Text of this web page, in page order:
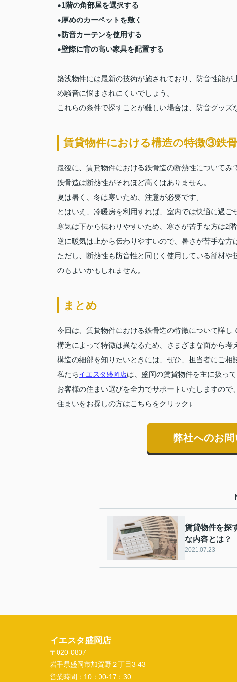
●1階の角部屋を選択する
●厚めのカーペットを敷く
●防音カーテンを使用する
●壁際に背の高い家具を配置する
築浅物件には最新の技術が施されており、防音性能
め騒音に悩まされにくいでしょう。
これらの条件で探すことが難しい場合は、防音グッズ
賃貸物件における構造の特徴③鉄
最後に、賃貸物件における鉄骨造の断熱性についてみ
鉄骨造は断熱性がそれほど高くはありません。
夏は暑く、冬は寒いため、注意が必要です。
とはいえ、冷暖房を利用すれば、室内では快適に過ご
寒気は下から伝わりやすいため、寒さが苦手な方は2
逆に暖気は上から伝わりやすいので、暑さが苦手な方
ただし、断熱性も防音性と同じく使用している部材
のもよいかもしれません。
まとめ
今回は、賃貸物件における鉄骨造の特徴について詳し
構造によって特徴は異なるため、さまざまな面から考
構造の細部を知りたいときには、ぜひ、担当者にご相
私たちイエスタ盛岡店は、盛岡の賃貸物件を主に扱って
お客様の住まい選びを全力でサポートいたしますので
住まいをお探しの方はこちらをクリック↓
弊社へのお
賃貸物件を探
な内容とは？
2021.07.23
イエスタ盛岡店
〒020-0807
岩手県盛岡市加賀野２丁目3-43
営業時間： 10：00-17：30